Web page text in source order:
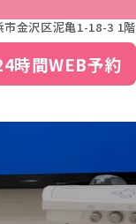
金沢区泥亀1-18-3 1階
時間WEB予約